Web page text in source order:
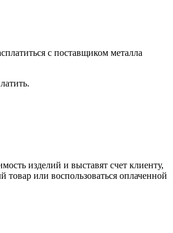
с поставщиком металла
изделий и выставят счет клиенту,
или воспользоваться оплаченной